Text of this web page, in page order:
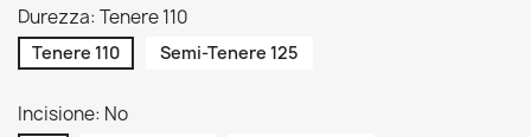
Durezza: Tenere 110
Tenere 110 Semi-Tenere 125
Incisione: No